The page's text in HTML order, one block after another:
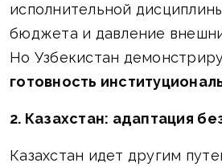
исполнительной
бюджета и давление
Но Узбекистан
готовность
2. Казахстан: адаптация
Казахстан идет другим